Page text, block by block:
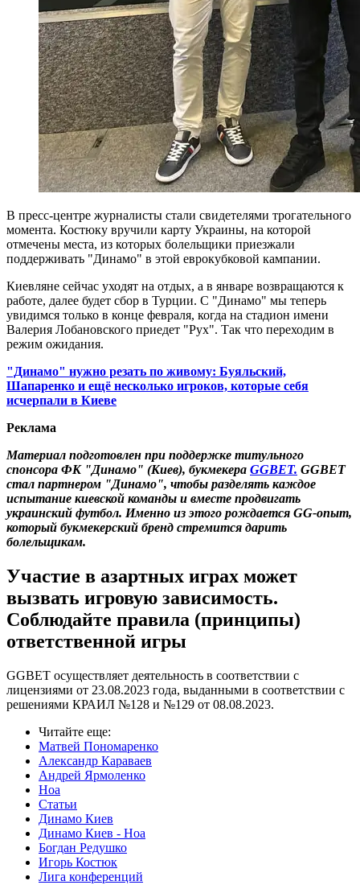
В пресс-центре журналисты стали свидетелями трогательного
момента. Костюку вручили карту Украины, на которой
отмечены места, из которых болельщики приезжали
поддерживать "Динамо" в этой еврокубковой кампании.
Киевляне сейчас уходят на отдых, а в январе возвращаются к
работе, далее будет сбор в Турции. С "Динамо" мы теперь
увидимся только в конце февраля, когда на стадион имени
Валерия Лобановского приедет "Рух". Так что переходим в
режим ожидания.
"Динамо" нужно резать по живому: Буяльский,
Шапаренко и ещё несколько игроков, которые себя
исчерпали в Киеве
Реклама
Материал подготовлен при поддержке титульного
спонсора ФК "Динамо" (Киев), букмекера GGBET. GGBET
стал партнером "Динамо", чтобы разделять каждое
испытание киевской команды и вместе продвигать
украинский футбол. Именно из этого рождается GG-опыт,
который букмекерский бренд стремится дарить
болельщикам.
Участие в азартных играх может
вызвать игровую зависимость.
Соблюдайте правила (принципы)
ответственной игры
GGBET осуществляет деятельность в соответствии с
лицензиями от 23.08.2023 года, выданными в соответствии с
решениями КРАИЛ №128 и №129 от 08.08.2023.
Читайте еще:
Матвей Пономаренко
Александр Караваев
Андрей Ярмоленко
Ноа
Статьи
Динамо Киев
Динамо Киев - Ноа
Богдан Редушко
Игорь Костюк
Лига конференций